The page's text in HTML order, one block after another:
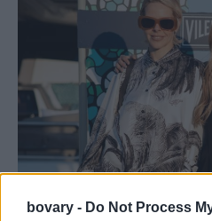
bovary - Do Not Process